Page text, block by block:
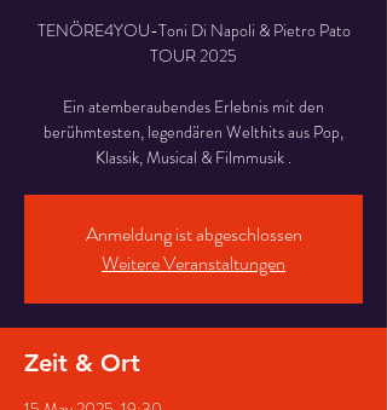
TENÖRE4YOU-Toni Di Napoli & Pietro Pato
TOUR 2025
Ein atemberaubendes Erlebnis mit den
berühmtesten, legendären Welthits aus Pop,
Klassik, Musical & Filmmusik .
Anmeldung ist abgeschlossen
Weitere Veranstaltungen
Zeit & Ort